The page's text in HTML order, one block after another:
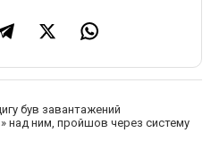
був завантажений
над ним, пройшов через систему